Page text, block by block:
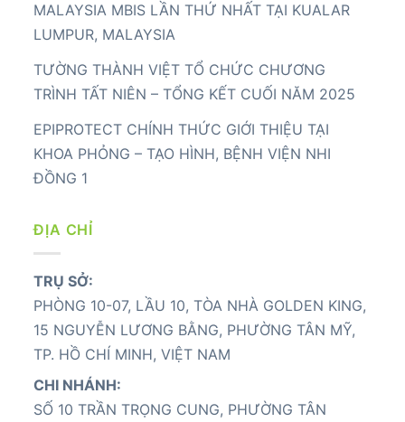
MALAYSIA MBIS LẦN THỨ NHẤT TẠI KUALAR
LUMPUR, MALAYSIA
TƯỜNG THÀNH VIỆT TỔ CHỨC CHƯƠNG
TRÌNH TẤT NIÊN – TỔNG KẾT CUỐI NĂM 2025
EPIPROTECT CHÍNH THỨC GIỚI THIỆU TẠI
KHOA PHỎNG – TẠO HÌNH, BỆNH VIỆN NHI
ĐỒNG 1
ĐỊA CHỈ
TRỤ SỞ:
PHÒNG 10-07, LẦU 10, TÒA NHÀ GOLDEN KING,
15 NGUYỄN LƯƠNG BẰNG, PHƯỜNG TÂN MỸ,
TP. HỒ CHÍ MINH, VIỆT NAM
CHI NHÁNH:
SỐ 10 TRẦN TRỌNG CUNG, PHƯỜNG TÂN